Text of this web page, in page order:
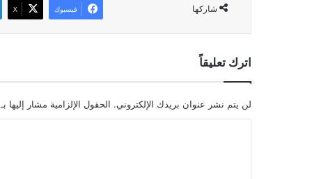
شاركها فيسبوك ‫X
اترك تعليقاً
لن يتم نشر عنوان بريدك الإلكتروني. الحقول الإلزامية مشار إليها بـ